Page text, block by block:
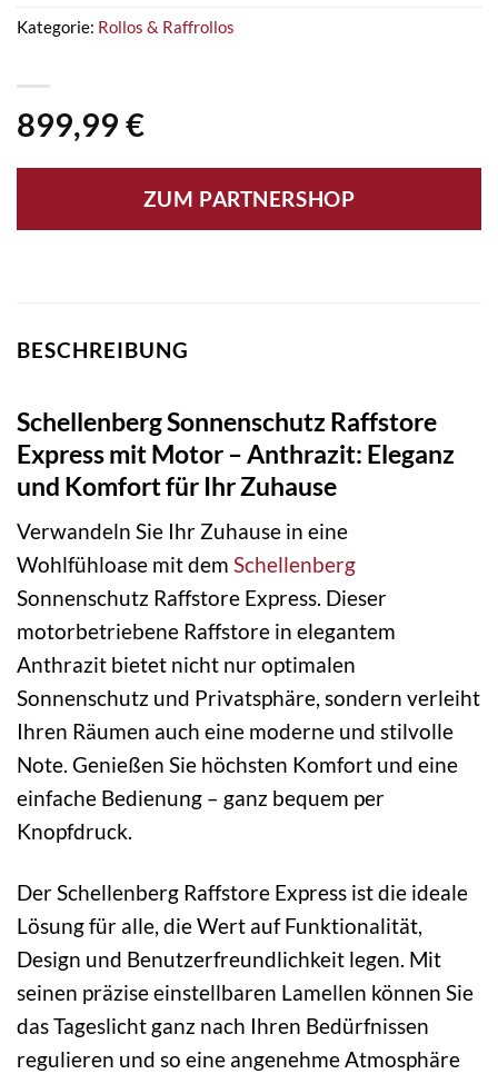
899,99 €
ZUM PARTNERSHOP
Kategorie: Rollos & Raffrollos
BESCHREIBUNG
Schellenberg Sonnenschutz Raffstore
Express mit Motor – Anthrazit: Eleganz
und Komfort für Ihr Zuhause
Verwandeln Sie Ihr Zuhause in eine
Wohlfühloase mit dem Schellenberg
Sonnenschutz Raffstore Express. Dieser
motorbetriebene Raffstore in elegantem
Anthrazit bietet nicht nur optimalen
Sonnenschutz und Privatsphäre, sondern verleiht
Ihren Räumen auch eine moderne und stilvolle
Note. Genießen Sie höchsten Komfort und eine
einfache Bedienung – ganz bequem per
Knopfdruck.
Der Schellenberg Raffstore Express ist die ideale
Lösung für alle, die Wert auf Funktionalität,
Design und Benutzerfreundlichkeit legen. Mit
seinen präzise einstellbaren Lamellen können Sie
das Tageslicht ganz nach Ihren Bedürfnissen
regulieren und so eine angenehme Atmosphäre